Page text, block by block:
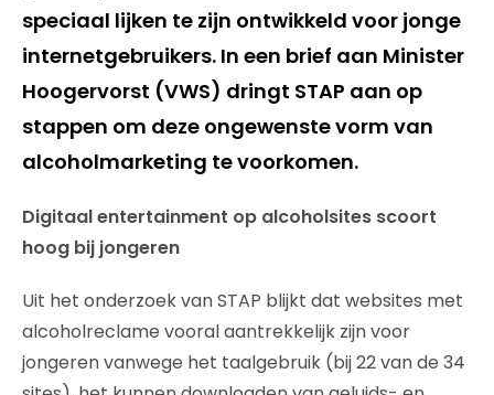
speciaal lijken te zijn ontwikkeld voor jonge
internetgebruikers. In een brief aan Minister
Hoogervorst (VWS) dringt STAP aan op
stappen om deze ongewenste vorm van
alcoholmarketing te voorkomen.
Digitaal entertainment op alcoholsites scoort
hoog bij jongeren
Uit het onderzoek van STAP blijkt dat websites met
alcoholreclame vooral aantrekkelijk zijn voor
jongeren vanwege het taalgebruik (bij 22 van de 34